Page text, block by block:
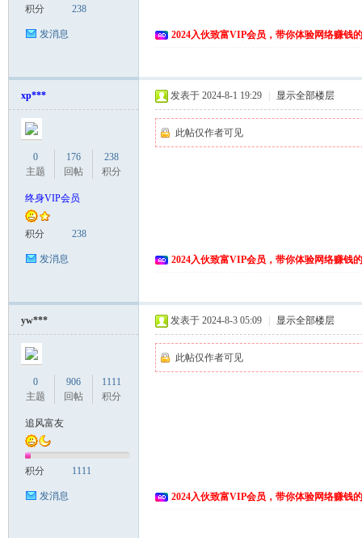
积分 238
发消息 2024入伙致富VIP会员，带你体验网络赚钱
xp***
0
主题
176
回帖
238
积分
终身VIP会员
积分 238
发消息
发表于 2024-8-1 19:29 显示全部楼层
此帖仅作者可见
2024入伙致富VIP会员，带你体验网络赚钱
yw***
0
主题
906
回帖
1111
积分
追风富友
积分 1111
发消息
发表于 2024-8-3 05:09 显示全部楼层
此帖仅作者可见
2024入伙致富VIP会员，带你体验网络赚钱